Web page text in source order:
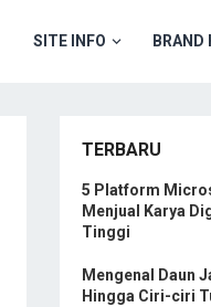
SITE INFO BRAND
TERBARU
5 Platform
Menjual Karya
Tinggi
Mengenal Daun
Hingga Ciri-ciri